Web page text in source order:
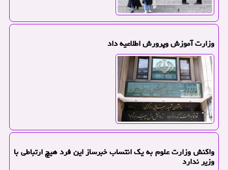
وزارت آموزش وپرورش اطلاعیه داد
واکنش وزارت علوم به یک انتساب خبرساز این فرد هیچ ارتباطی با
وزیر ندارد